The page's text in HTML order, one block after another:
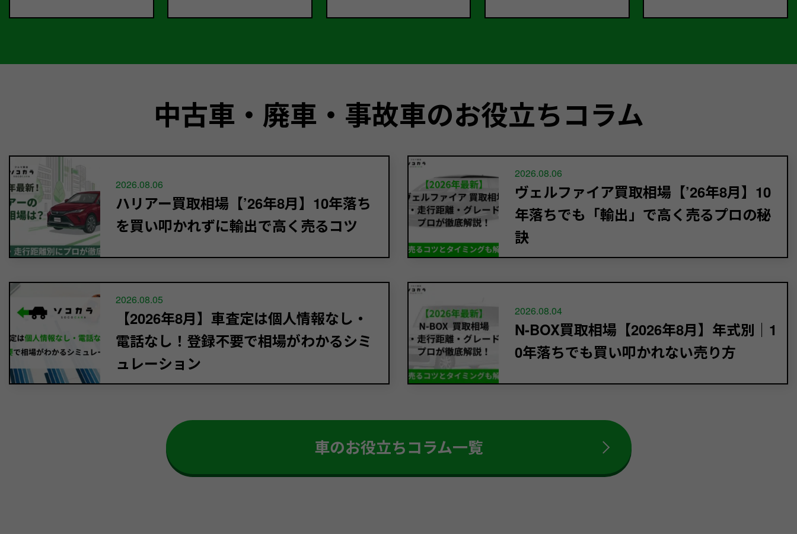
中古車・廃車・事故車のお役立ちコラム
2026.08.06
ハリアー買取相場【’26年8月】10年落ち
を買い叩かれずに輸出で高く売るコツ
2026.08.06
ヴェルファイア買取相場【’26年8月】10
年落ちでも「輸出」で高く売るプロの秘
訣
2026.08.05
【2026年8月】車査定は個人情報なし・
電話なし！登録不要で相場がわかるシミ
ュレーション
2026.08.04
N-BOX買取相場【2026年8月】年式別｜1
0年落ちでも買い叩かれない売り方
車のお役立ちコラム一覧